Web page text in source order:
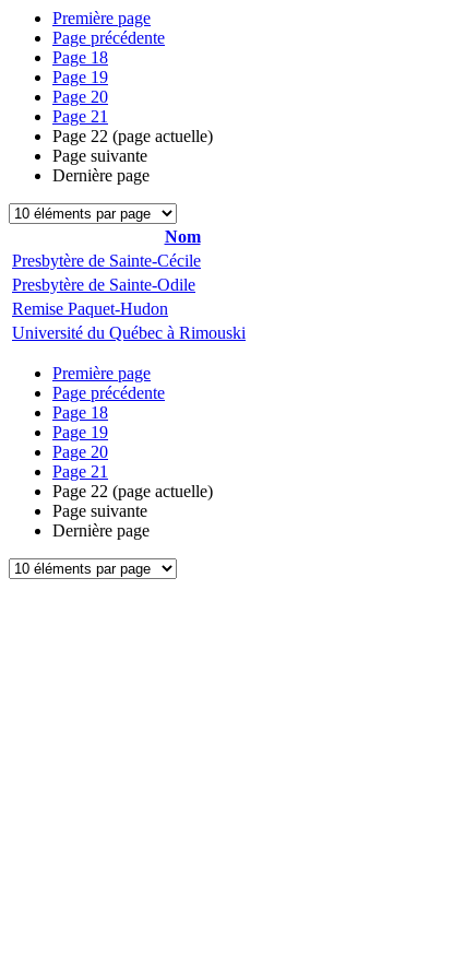
Première page
Page précédente
Page 18
Page 19
Page 20
Page 21
Page 22 (page actuelle)
Page suivante
Dernière page
Nom
Presbytère de Sainte-Cécile
Presbytère de Sainte-Odile
Remise Paquet-Hudon
Université du Québec à Rimouski
Première page
Page précédente
Page 18
Page 19
Page 20
Page 21
Page 22 (page actuelle)
Page suivante
Dernière page